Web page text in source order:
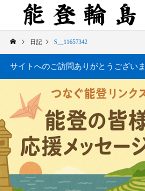
日記 S__11657342
サイトへのご訪問ありがとうございま